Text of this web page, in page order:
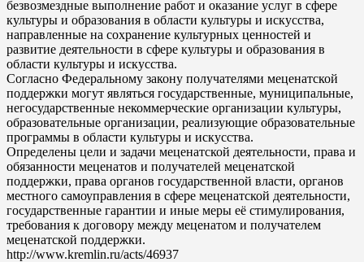
безвозмездные выполнение работ и оказание услуг в сфере
культуры и образования в области культуры и искусства,
направленные на сохранение культурных ценностей и
развитие деятельности в сфере культуры и образования в
области культуры и искусства.
Согласно Федеральному закону получателями меценатской
поддержки могут являться государственные, муниципальные,
негосударственные некоммерческие организации культуры,
образовательные организации, реализующие образовательные
программы в области культуры и искусства.
Определены цели и задачи меценатской деятельности, права и
обязанности меценатов и получателей меценатской
поддержки, права органов государственной власти, органов
местного самоуправления в сфере меценатской деятельности,
государственные гарантии и иные меры её стимулирования,
требования к договору между меценатом и получателем
меценатской поддержки.
http://www.kremlin.ru/acts/46937